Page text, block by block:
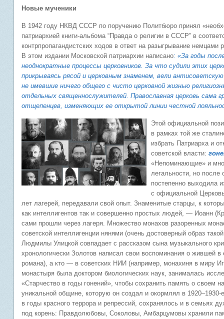
Новые мученики
В 1942 году НКВД СССР по поручению Политбюро принял
патриархией книги-альбома “Правда о религии в СССР” в
контрпропагандистских ходов в ответ на разыгрывание немцами
В этом издании Московской патриархии написано: «За годы
неоднократные процессы церковников. За что судили этих
прикрываясь рясой и церковным знаменем, вели
не имевшие ничего общего с чисто церковной жизнью
отдельных священнослужителей. Православная церковь сама
отщепенцев, изменяющих ее открытой линии честной
Этой официальной
в рамках той же
избрать Патриарха и
советской власти:
«Непоминающие» и
легальности, но после
постепенно выходила
с официальной
лет лагерей, передавали свой опыт. Знаменитые старцы, к
как интеллигентов так и совершенно простых людей, — Иоанн
сами прошли через лагеря. Множество монахов разоренных
советской интеллигенции нянями (очень достоверный образ
Людмилы Улицкой совпадает с рассказом сына музыкального
хронологически Золотов написал свои воспоминания о жившей
романа), а кто — в советских НИИ (например, монахиня в миру
монастыря была доктором биологических наук, занималась
«Старчество в годы гонений», чтобы сохранить память о своем
уникальной общине, которую он создал и окормлял в
в годы красного террора и репрессий, сохранялось и в семьях
под корень: Правдолюбовы, Соколовы, Амбарцумовы хранили